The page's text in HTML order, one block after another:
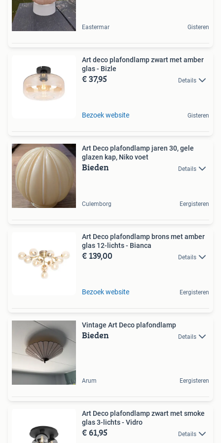
Eastermar Gisteren
Art deco plafondlamp zwart met amber
glas - Bizle
€ 37,95 Details
Bezoek website Gisteren
Art Deco plafondlamp jaren 30, gele
glazen kap, Niko voet
Bieden Details
Culemborg Eergisteren
Art Deco plafondlamp brons met amber
glas 12-lichts - Bianca
€ 139,00 Details
Bezoek website Eergisteren
Vintage Art Deco plafondlamp
Bieden Details
Arum Eergisteren
Art Deco plafondlamp zwart met smoke
glas 3-lichts - Vidro
€ 61,95 Details